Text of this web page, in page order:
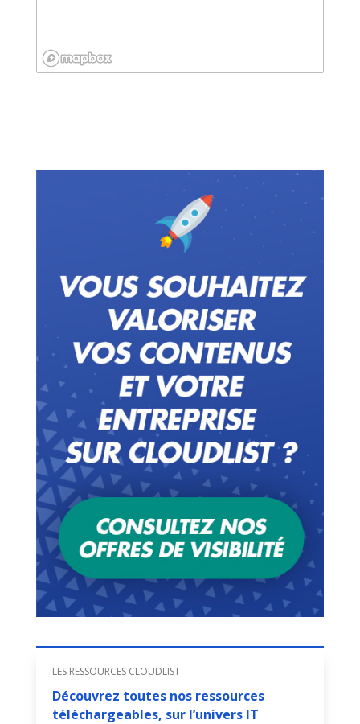
LES RESSOURCES CLOUDLIST
Découvrez toutes nos ressources
téléchargeables, sur l’univers IT